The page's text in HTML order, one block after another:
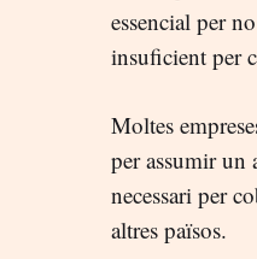
essencial per
insuficient per
Moltes
per assumir un
necessari per
altres països.